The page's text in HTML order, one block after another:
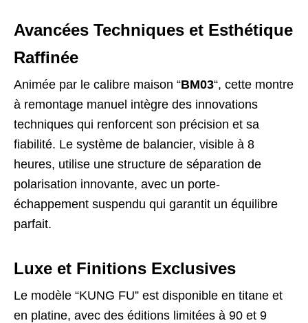
Avancées Techniques et Esthétique
Raffinée
Animée par le calibre maison “BM03“, cette montre
à remontage manuel intègre des innovations
techniques qui renforcent son précision et sa
fiabilité. Le système de balancier, visible à 8
heures, utilise une structure de séparation de
polarisation innovante, avec un porte-
échappement suspendu qui garantit un équilibre
parfait.
Luxe et Finitions Exclusives
Le modèle “KUNG FU” est disponible en titane et
en platine, avec des éditions limitées à 90 et 9